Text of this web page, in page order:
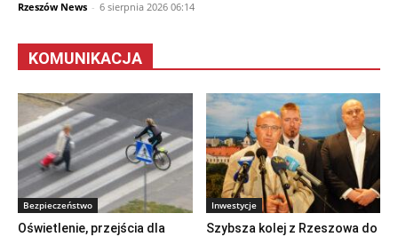
Rzeszów News - 6 sierpnia 2026 06:14
KOMUNIKACJA
Bezpieczeństwo
Oświetlenie, przejścia dla
Inwestycje
Szybsza kolej z Rzeszowa do